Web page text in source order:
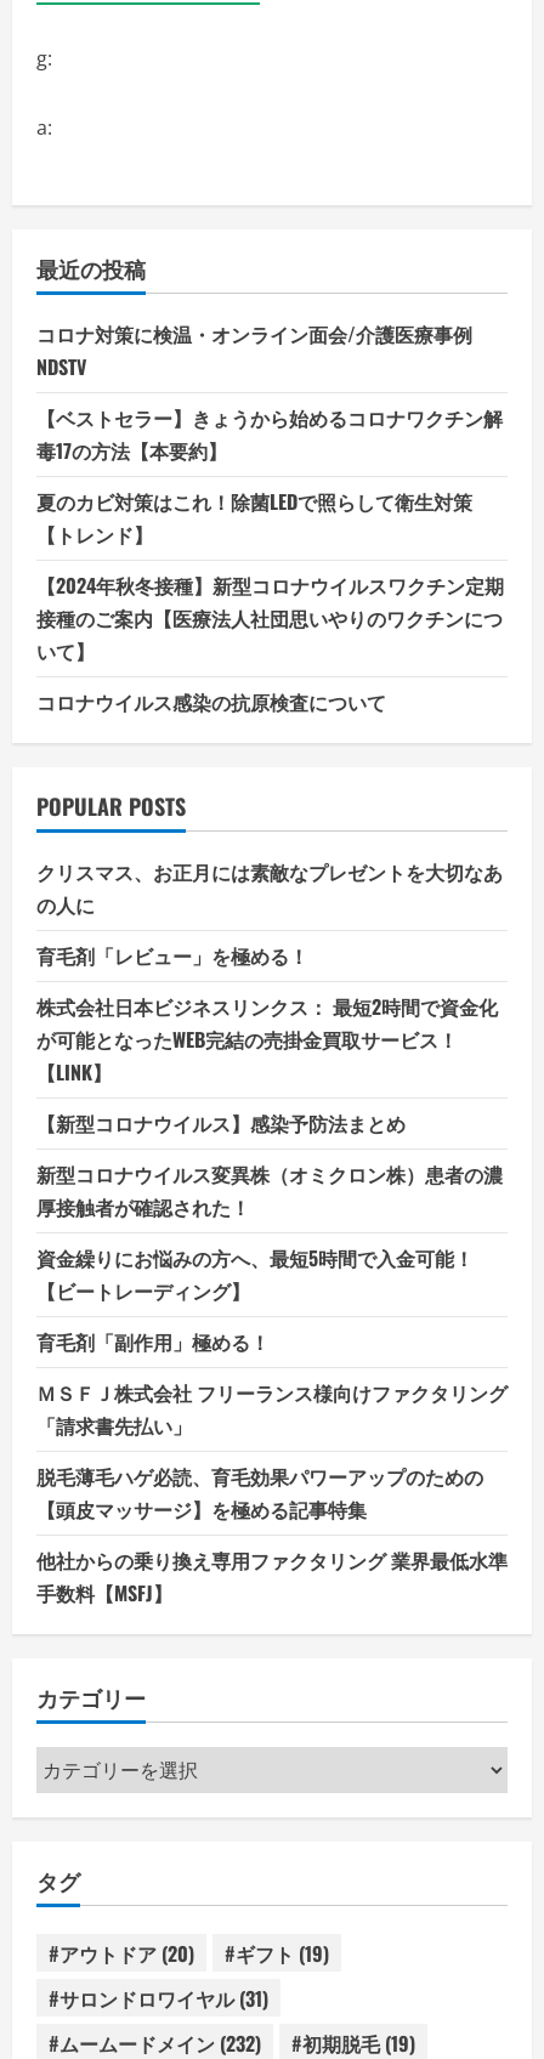
g:
a:
最近の投稿
コロナ対策に検温・オンライン面会/介護医療事例
NDSTV
【ベストセラー】きょうから始めるコロナワクチン解
毒17の方法【本要約】
夏のカビ対策はこれ！除菌LEDで照らして衛生対策
【トレンド】
【2024年秋冬接種】新型コロナウイルスワクチン定期
接種のご案内【医療法人社団思いやりのワクチンにつ
いて】
コロナウイルス感染の抗原検査について
POPULAR POSTS
クリスマス、お正月には素敵なプレゼントを大切なあ
の人に
育毛剤「レビュー」を極める！
株式会社日本ビジネスリンクス： 最短2時間で資金化
が可能となったWEB完結の売掛金買取サービス！
【LINK】
【新型コロナウイルス】感染予防法まとめ
新型コロナウイルス変異株（オミクロン株）患者の濃
厚接触者が確認された！
資金繰りにお悩みの方へ、最短5時間で入金可能！
【ビートレーディング】
育毛剤「副作用」極める！
ＭＳＦＪ株式会社 フリーランス様向けファクタリング
「請求書先払い」
脱毛薄毛ハゲ必読、育毛効果パワーアップのための
【頭皮マッサージ】を極める記事特集
他社からの乗り換え専用ファクタリング 業界最低水準
手数料【MSFJ】
カテゴリー
カ
テ
ー
タグ
#アウトドア (20) #ギフト (19)
#サロンドロワイヤル(31)
#ムームードメイン (232) #初期脱毛(19)